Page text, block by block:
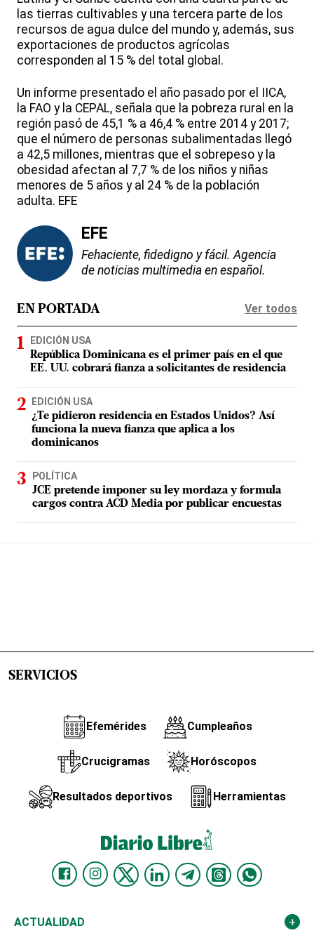
las tierras cultivables y una tercera parte de los
recursos de agua dulce del mundo y, además, sus
exportaciones de productos agrícolas
corresponden al 15 % del total global.
Un informe presentado el año pasado por el IICA,
la FAO y la CEPAL, señala que la pobreza rural en la
región pasó de 45,1 % a 46,4 % entre 2014 y 2017;
que el número de personas subalimentadas llegó
a 42,5 millones, mientras que el sobrepeso y la
obesidad afectan al 7,7 % de los niños y niñas
menores de 5 años y al 24 % de la población
adulta. EFE
EFE
Fehaciente, fidedigno y fácil. Agencia
de noticias multimedia en español.
EN PORTADA Ver todos
EDICIÓN USA
República Dominicana es el primer país en el que
EE. UU. cobrará fianza a solicitantes de residencia
EDICIÓN USA
¿Te pidieron residencia en Estados Unidos? Así
funciona la nueva fianza que aplica a los
dominicanos
POLÍTICA
JCE pretende imponer su ley mordaza y formula
cargos contra ACD Media por publicar encuestas
SERVICIOS
Efemérides Cumpleaños
Crucigramas Horóscopos
Resultados deportivos Herramientas
ACTUALIDAD